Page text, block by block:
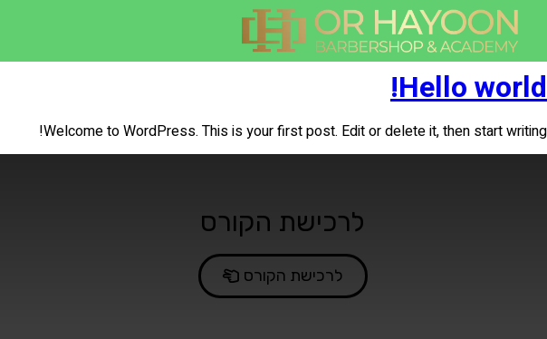
קטגוריה:Uncategorized
Hello world!
Welcome to WordPress. This is your first post. Edit or delete it, then start writing!
לרכישת הקורס
לרכישת הקורס